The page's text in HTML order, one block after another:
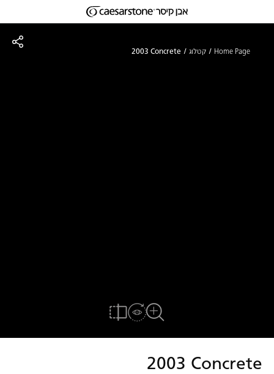
Home Page קטלוג 2003 Concrete
הדמייה אצלך בבית
2003 Concrete